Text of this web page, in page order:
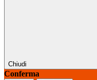
Chiudi
Conferma